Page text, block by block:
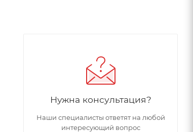
Нужна консультация?
Наши специалисты ответят на любой
интересующий вопрос